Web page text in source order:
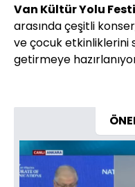
Van Kültür Yolu
arasında çeşitli
ve çocuk
getirmeye